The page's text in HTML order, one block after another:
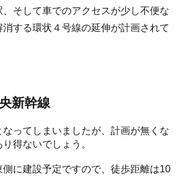
そして車でのアクセスが少し不便な
する環状４号線の延伸が計画されて
新幹線
ってしまいましたが、計画が無くな
得ないでしょう。
に建設予定ですので、徒歩距離は10